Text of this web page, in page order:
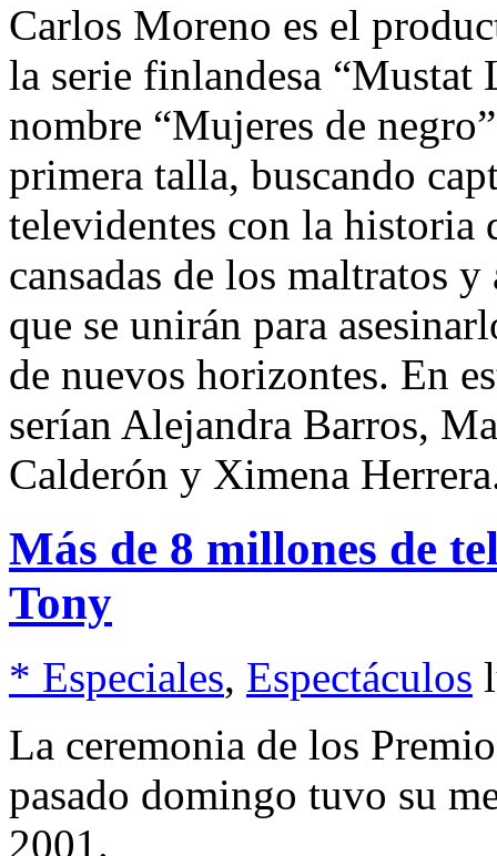
Carlos Moreno es el
la serie finlandesa
nombre “Mujeres de
primera talla, buscando
televidentes con la historia
cansadas de los maltratos
que se unirán para
de nuevos horizontes. En
serían Alejandra Barros,
Calderón y Ximena
Más de 8 millones de
Tony
* Especiales, Espectáculos
La ceremonia de los
pasado domingo tuvo su
2001.